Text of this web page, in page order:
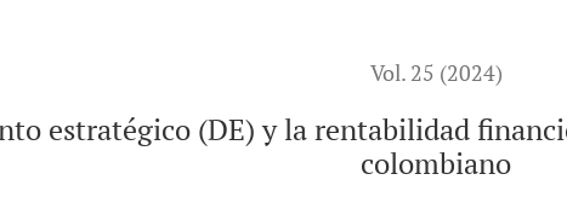
Vol. 25 (2024)
estratégico (DE) y la rentabilidad
colombiano